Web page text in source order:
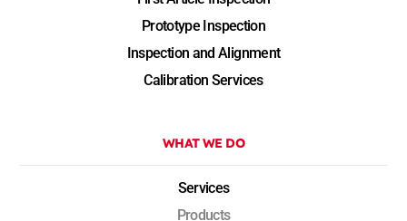
Prototype Inspection
Inspection and Alignment
Calibration Services
WHAT WE DO
Services
Products